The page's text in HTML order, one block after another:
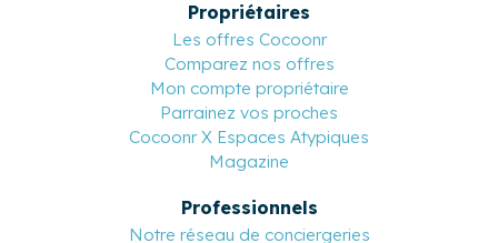
Propriétaires
Les offres Cocoonr
Comparez nos offres
Mon compte propriétaire
Parrainez vos proches
Cocoonr X Espaces Atypiques
Magazine
Professionnels
Notre réseau de conciergeries